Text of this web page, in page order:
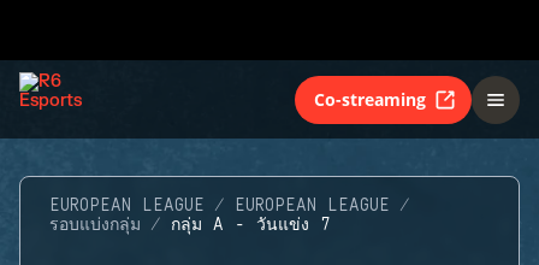
Co-streaming
EUROPEAN LEAGUE
EUROPEAN LEAGUE
รอบแบ่งกลุ่ม
กลุ่ม A - วันแข่ง 7